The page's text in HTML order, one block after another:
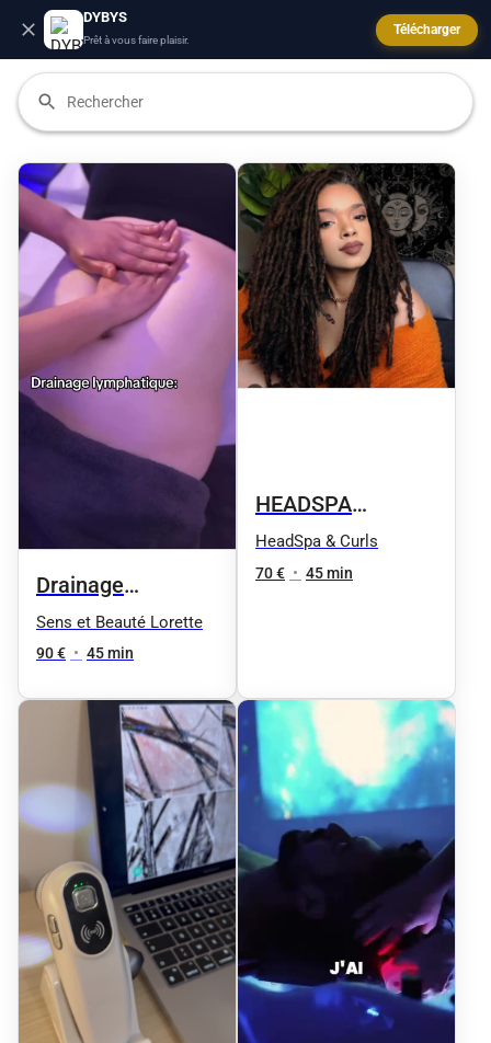
DYBYS
Prêt à vous faire plaisir.
Télécharger
Drainage
lymphatique
Sens et Beauté Lorette
90 € • 45 min
HEADSPA
cheveux locksé
HeadSpa & Curls
70 € • 45 min